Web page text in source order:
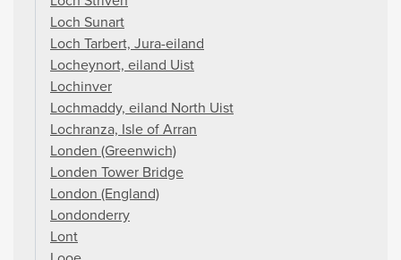
Loch Sunart
Loch Tarbert, Jura-eiland
Locheynort, eiland Uist
Lochinver
Lochmaddy, eiland North Uist
Lochranza, Isle of Arran
Londen (Greenwich)
Londen Tower Bridge
London (England)
Londonderry
Lont